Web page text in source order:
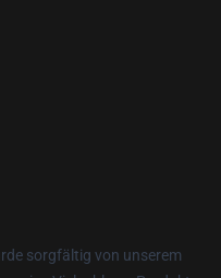
sorgfältig von unserem